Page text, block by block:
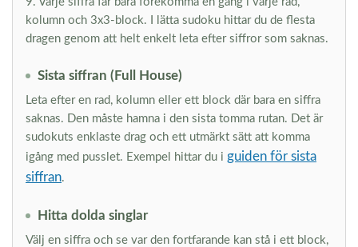
kolumn och 3x3-block. I lätta sudoku hittar du de flesta
dragen genom att helt enkelt leta efter siffror som saknas.
Sista siffran (Full House)
Leta efter en rad, kolumn eller ett block där bara en siffra
saknas. Den måste hamna i den sista tomma rutan. Det är
sudokuts enklaste drag och ett utmärkt sätt att komma
igång med pusslet. Exempel hittar du i guiden för sista
siffran.
Hitta dolda singlar
Välj en siffra och se var den fortfarande kan stå i ett block,